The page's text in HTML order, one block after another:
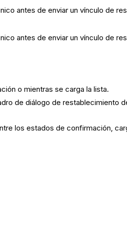
antes de enviar un vínculo de
antes de enviar un vínculo de
o mientras se carga la lista.
de diálogo de restablecimiento
los estados de confirmación,